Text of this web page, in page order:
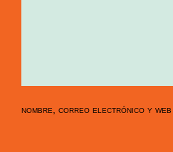
nombre, correo electrónico y web